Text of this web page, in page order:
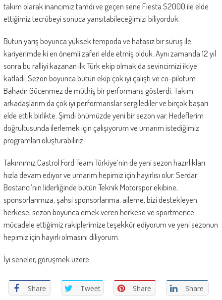
takım olarak inancımız tamdı ve geçen sene Fiesta S2000 ile elde
ettiğimiz tecrübeyi sonuca yansıtabileceğimizi biliyorduk.
Bütün yarış boyunca yüksek tempoda ve hatasız bir sürüş ile
kariyerimde ki en önemli zaferi elde etmiş olduk. Aynı zamanda 12 yıl
sonra bu ralliyi kazanan ilk Türk ekip olmak da sevincimizi ikiye
katladı. Sezon boyunca bütün ekip çok iyi çalıştı ve co-pilotum
Bahadır Gücenmez de müthiş bir performans gösterdi. Takım
arkadaşlarım da çok iyi performanslar sergilediler ve birçok başarı
elde ettik birlikte. Şimdi önümüzde yeni bir sezon var. Hedeflerim
doğrultusunda ilerlemek için çalışıyorum ve umarım istediğimiz
programları oluşturabiliriz.
Takımımız Castrol Ford Team Türkiye’nin de yeni sezon hazırlıkları
hızla devam ediyor ve umarım hepimiz için hayırlısı olur. Serdar
Bostancı’nın liderliğinde bütün Teknik Motorspor ekibine,
sponsorlarımıza, şahsi sponsorlarıma, aileme, bizi destekleyen
herkese, sezon boyunca emek veren herkese ve sportmence
mücadele ettiğimiz rakiplerimize teşekkür ediyorum ve yeni sezonun
hepimiz için hayırlı olmasını diliyorum.
İyi seneler, görüşmek üzere…
Share Tweet Share Share